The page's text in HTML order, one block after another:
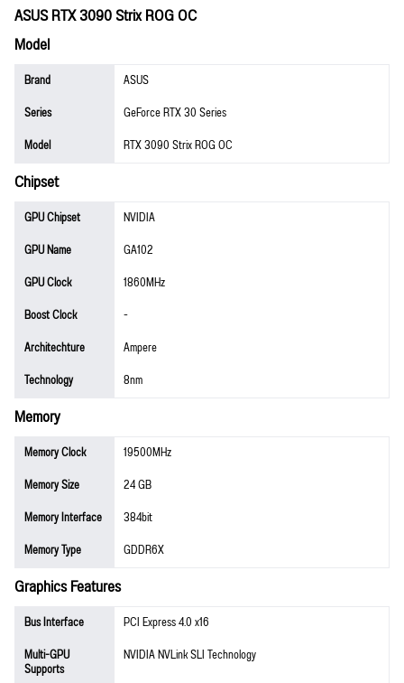
ASUS RTX 3090 Strix ROG OC
Model
Brand
ASUS
Series
GeForce RTX 30 Series
Model
RTX 3090 Strix ROG OC
Chipset
GPU Chipset
NVIDIA
GPU Name
GA102
GPU Clock
1860MHz
Boost Clock
-
Architechture
Ampere
Technology
8nm
Memory
Memory Clock
19500MHz
Memory Size
24 GB
Memory Interface
384bit
Memory Type
GDDR6X
Graphics Features
Bus Interface
PCI Express 4.0 x16
Multi-GPU
Supports
NVIDIA NVLink SLI Technology